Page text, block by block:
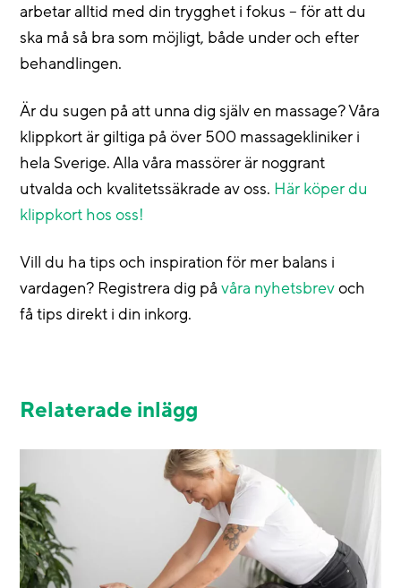
arbetar alltid med din trygghet i fokus – för att du
ska må så bra som möjligt, både under och efter
behandlingen.
Är du sugen på att unna dig själv en massage? Våra
klippkort är giltiga på över 500 massagekliniker i
hela Sverige. Alla våra massörer är noggrant
utvalda och kvalitetssäkrade av oss. Här köper du
klippkort hos oss!
Vill du ha tips och inspiration för mer balans i
vardagen? Registrera dig påvåra nyhetsbrevoch
få tips direkt i din inkorg.
Relaterade inlägg